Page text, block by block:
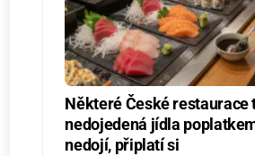
Některé České restaurace
nedojedená jídla
nedojí, připlatí si